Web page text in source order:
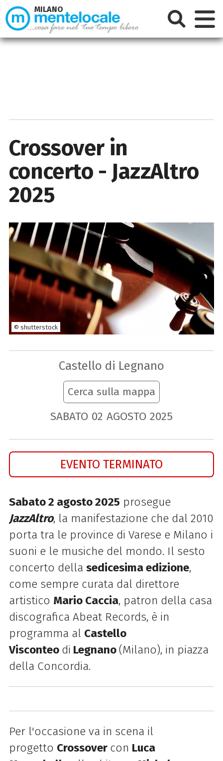
Crossover in
concerto - JazzAltro
2025
© shutterstock
Castello di Legnano
Cerca sulla mappa
SABATO 02 AGOSTO 2025
EVENTO TERMINATO
Sabato 2 agosto 2025 prosegue
JazzAltro, la manifestazione che dal 2010
porta tra le province di Varese e Milano i
suoni e le musiche del mondo. Il sesto
concerto della sedicesimaedizione,
come sempre curata dal direttore
artistico Mario Caccia, patron della casa
discografica AbeatRecords, è in
programma al Castello
Visconteo di Legnano(Milano), in piazza
della Concordia.
Per l'occasione va in scena il
progetto Crossover con Luca
MILANO